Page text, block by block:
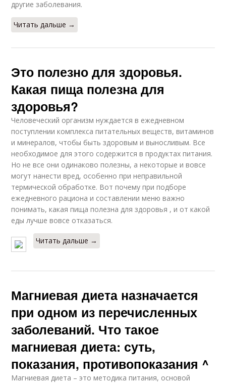
другие заболевания.
Читать дальше →
Это полезно для здоровья.
Какая пища полезна для
здоровья?
Человеческий организм нуждается в ежедневном
поступлении комплекса питательных веществ, витаминов
и минералов, чтобы быть здоровым и выносливым. Все
необходимое для этого содержится в продуктах питания.
Но не все они одинаково полезны, а некоторые и вовсе
могут нанести вред, особенно при неправильной
термической обработке. Вот почему при подборе
ежедневного рациона и составлении меню важно
понимать, какая пища полезна для здоровья , и от какой
еды лучше вовсе отказаться.
Читать дальше →
Магниевая диета назначается
при одном из перечисленных
заболеваний. Что такое
магниевая диета: суть,
показания, противопоказания ^
Магниевая диета – это методика питания, основой